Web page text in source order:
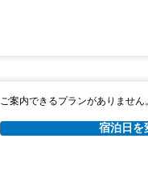
ご案内できるプランがありません
宿泊日を